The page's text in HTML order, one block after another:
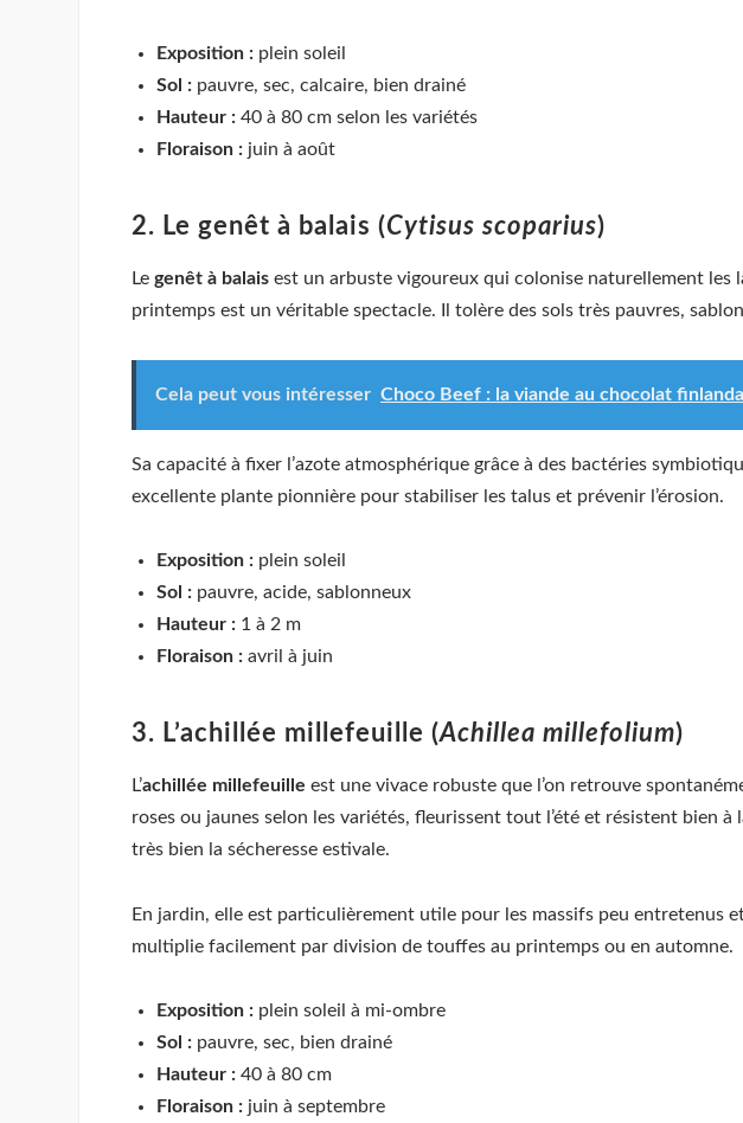
Exposition : plein soleil
Sol : pauvre, sec, calcaire, bien drainé
Hauteur : 40 à 80 cm selon les variétés
Floraison : juin à août
2. Le genêt à balais (Cytisus scoparius)
Le genêt à balais est un arbuste vigoureux qui colonise naturellement les
printemps est un véritable spectacle. Il tolère des sols très pauvres,
Cela peut vous intéresser Choco Beef : la viande au chocolat
Sa capacité à fixer l’azote atmosphérique grâce à des bactéries
excellente plante pionnière pour stabiliser les talus et prévenir l’érosion.
Exposition : plein soleil
Sol : pauvre, acide, sablonneux
Hauteur : 1 à 2 m
Floraison : avril à juin
3. L’achillée millefeuille (Achillea millefolium)
L’achillée millefeuille est une vivace robuste que l’on retrouve
roses ou jaunes selon les variétés, fleurissent tout l’été et résistent bien à
très bien la sécheresse estivale.
En jardin, elle est particulièrement utile pour les massifs peu entretenus
multiplie facilement par division de touffes au printemps ou en automne.
Exposition : plein soleil à mi-ombre
Sol : pauvre, sec, bien drainé
Hauteur : 40 à 80 cm
Floraison : juin à septembre